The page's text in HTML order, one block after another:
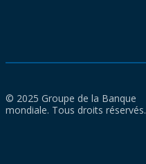
© 2025 Groupe de la Banque
mondiale. Tous droits réservés.